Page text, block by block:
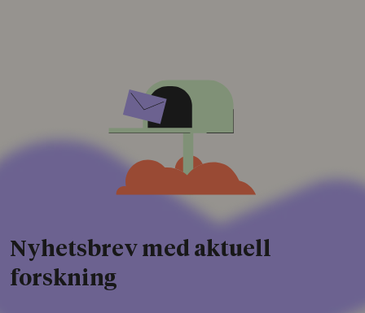
Nyhetsbrev med aktuell
forskning